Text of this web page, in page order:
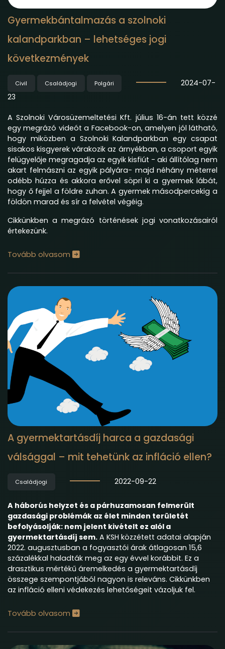
Gyermekbántalmazás a szolnoki
kalandparkban – lehetséges jogi
következmények
Civil Családjogi Polgári
2024-07-
23
A Szolnoki Városüzemeltetési Kft. július 16-án tett közzé
egy megrázó videót a Facebook-on, amelyen jól látható,
hogy miközben a Szolnoki Kalandparkban egy csapat
sisakos kisgyerek várakozik az árnyékban, a csoport egyik
felügyelője megragadja az egyik kisfiút - aki állítólag nem
akart felmászni az egyik pályára- majd néhány méterrel
odébb húzza és akkora erővel söpri ki a gyermek lábát,
hogy ő fejjel a földre zuhan. A gyermek másodpercekig a
földön marad és sír a felvétel végéig.
Cikkünkben a megrázó történések jogi vonatkozásairól
értekezünk.
Tovább olvasom
A gyermektartásdíj harca a gazdasági
válsággal – mit tehetünk az infláció ellen?
Családjogi 2022-09-22
A háborús helyzet és a párhuzamosan felmerült
gazdasági problémák az élet minden területét
befolyásolják: nem jelent kivételt ez alól a
gyermektartásdíj sem. A KSH közzétett adatai alapján
2022. augusztusban a fogyasztói árak átlagosan 15,6
százalékkal haladták meg az egy évvel korábbit. Ez a
drasztikus mértékű áremelkedés a gyermektartásdíj
összege szempontjából nagyon is releváns. Cikkünkben
az infláció elleni védekezés lehetőségeit vázoljuk fel.
Tovább olvasom